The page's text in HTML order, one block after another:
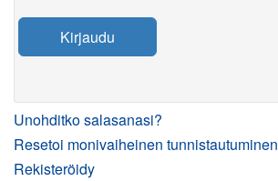
Kirjaudu
Unohditko salasanasi?
Resetoi monivaiheinen tunnistautuminen
Rekisteröidy